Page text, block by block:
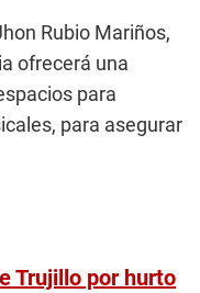
Rubio Mariños,
ofrecerá una
para
para asegurar
Trujillo por hurto